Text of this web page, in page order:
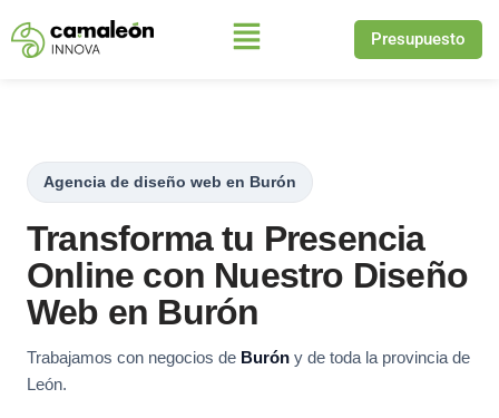
Saltar
Presupuesto
Agencia de diseño web en Burón
Transforma tu Presencia
Online con Nuestro Diseño
Web en Burón
Trabajamos con negocios de Burón y de toda la provincia de
León.